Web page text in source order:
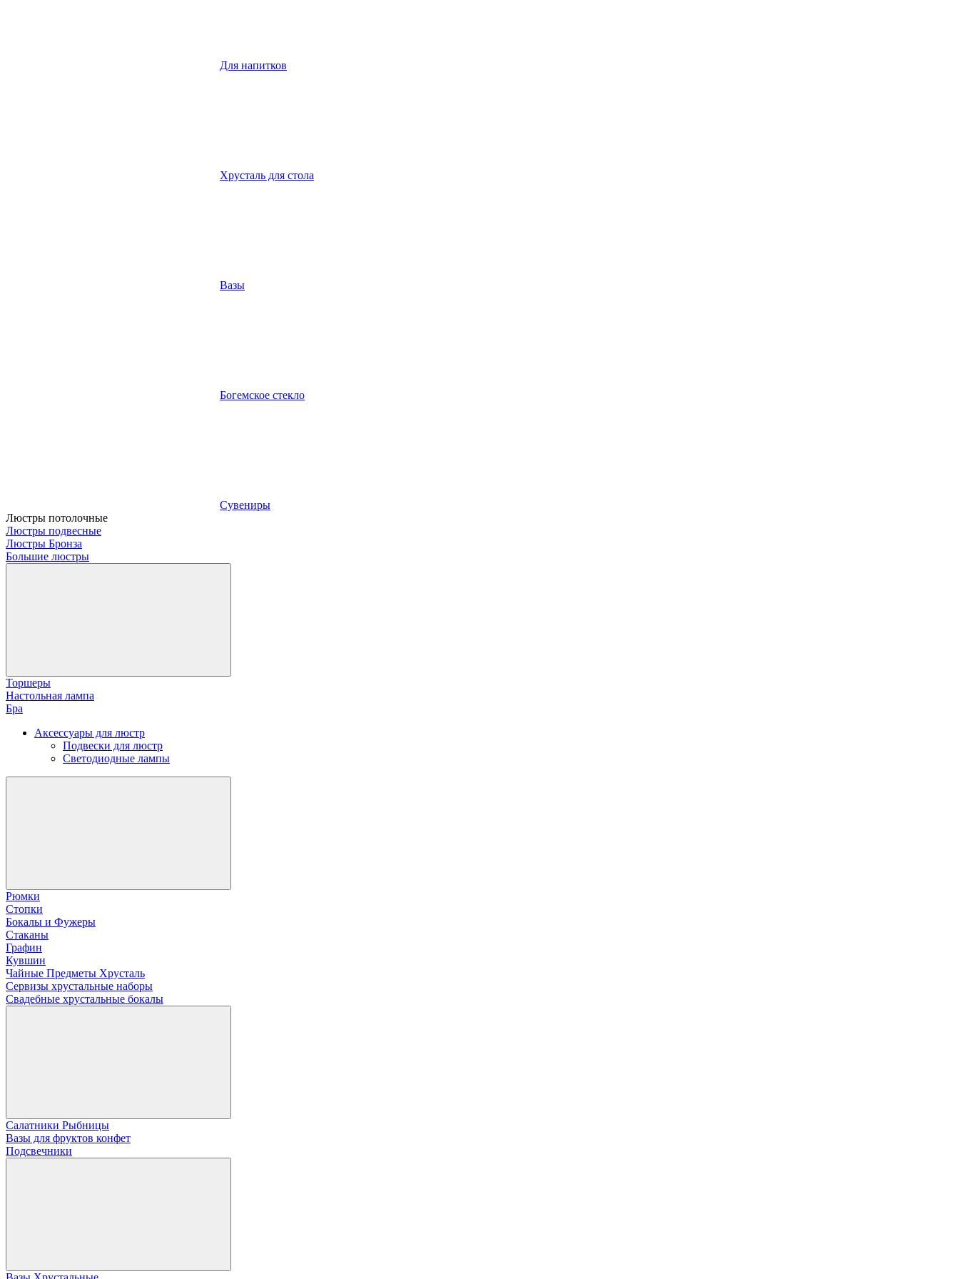
Для напитков
Хрусталь для стола
Вазы
Богемское стекло
Сувениры
Люстры потолочные
Люстры подвесные
Люстры Бронза
Большие люстры
Торшеры
Настольная лампа
Бра
Аксессуары для люстр
Подвески для люстр
Светодиодные лампы
Рюмки
Стопки
Бокалы и Фужеры
Стаканы
Графин
Кувшин
Чайные Предметы Хрусталь
Сервизы хрустальные наборы
Свадебные хрустальные бокалы
Салатники Рыбницы
Вазы для фруктов конфет
Подсвечники